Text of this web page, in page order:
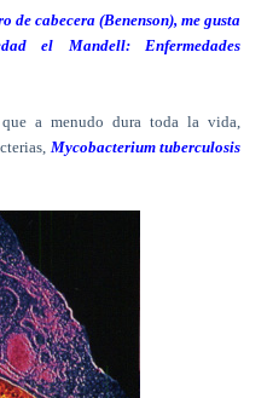
de cabecera (Benenson), me gusta
el Mandell: Enfermedades
a menudo dura toda la vida,
Mycobacterium tuberculosis